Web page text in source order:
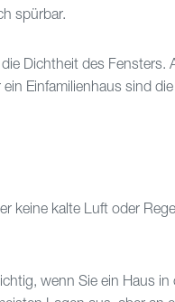
spürbar.
Dichtheit des Fensters.
Einfamilienhaus sind
keine kalte Luft oder
wenn Sie ein Haus